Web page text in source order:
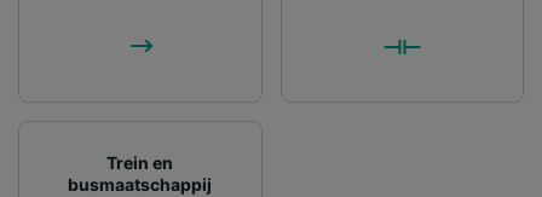
Trein en
busmaatschappij